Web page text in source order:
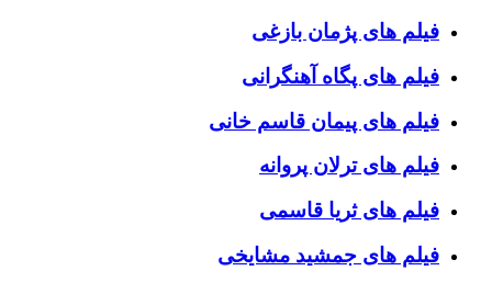
فیلم های پژمان بازغی
فیلم های پگاه آهنگرانی
فیلم های پیمان قاسم خانی
فیلم های ترلان پروانه
فیلم های ثریا قاسمی
فیلم های جمشید مشایخی